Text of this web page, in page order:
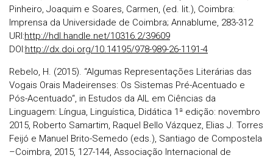
Pinheiro, Joaquim e Soares, Carmen, (ed. lit.), Coimbra:
Imprensa da Universidade de Coimbra; Annablume, 283-312
URI:http://hdl.handle.net/10316.2/39609
DOI:http://dx.doi.org/10.14195/978-989-26-1191-4
Rebelo, H. (2015). “Algumas Representações Literárias das
Vogais Orais Madeirenses: Os Sistemas Pré-Acentuado e
Pós-Acentuado“, in Estudos da AIL em Ciências da
Linguagem: Língua, Linguística, Didática 1ª edição: novembro
2015, Roberto Samartim, Raquel Bello Vázquez, Elias J. Torres
Feijó e Manuel Brito-Semedo (eds.), Santiago de Compostela
–Coimbra, 2015, 127-144, Associação Internacional de